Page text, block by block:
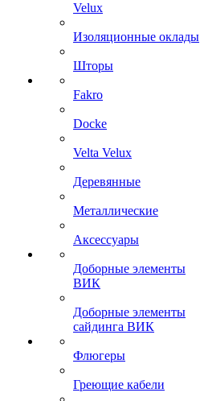
Velux
Изоляционные оклады
Шторы
Fakro
Docke
Velta Velux
Деревянные
Металлические
Аксессуары
Доборные элементы
ВИК
Доборные элементы
сайдинга ВИК
Флюгеры
Греющие кабели